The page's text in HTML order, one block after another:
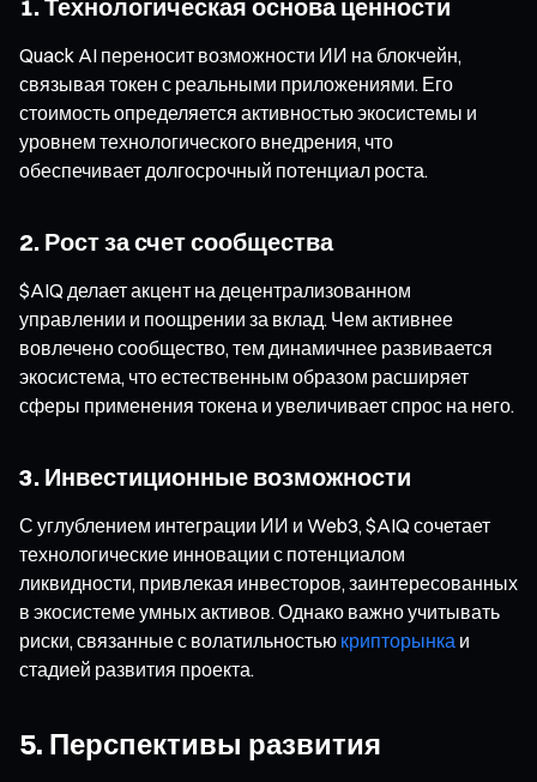
1. Технологическая основа ценности
Quack AI переносит возможности ИИ на блокчейн,
связывая токен с реальными приложениями. Его
стоимость определяется активностью экосистемы и
уровнем технологического внедрения, что
обеспечивает долгосрочный потенциал роста.
2. Рост за счет сообщества
$AIQ делает акцент на децентрализованном
управлении и поощрении за вклад. Чем активнее
вовлечено сообщество, тем динамичнее развивается
экосистема, что естественным образом расширяет
сферы применения токена и увеличивает спрос на него.
3. Инвестиционные возможности
С углублением интеграции ИИ и Web3, $AIQ сочетает
технологические инновации с потенциалом
ликвидности, привлекая инвесторов, заинтересованных
в экосистеме умных активов. Однако важно учитывать
риски, связанные с волатильностью крипторынка и
стадией развития проекта.
5. Перспективы развития